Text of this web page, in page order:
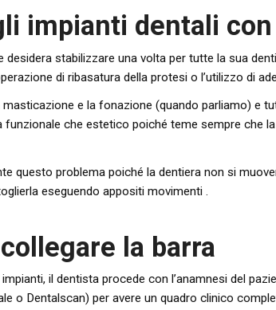
impianti dentali con
stabilizzare una volta per tutte la sua
di ribasatura della protesi o l’utilizzo di
e la fonazione (quando parliamo) e
che estetico poiché teme sempre che
questo problema poiché la dentiera non si
eseguendo appositi movimenti .
la barra
il dentista procede con l’anamnesi del
o Dentalscan) per avere un quadro clinico